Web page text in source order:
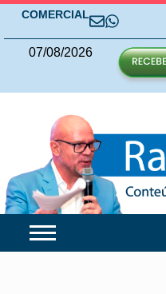
COMERCIAL
07/08/2026